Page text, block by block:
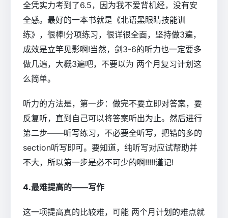
全凭实力考到了6.5，因为我不爱背机经，没有安
全感。最好的一本书就是《北语黑眼睛技能训
练》，很棒!分项练习，很详很全面，坚持做3遍，
成效是立竿见影啊!当然，剑3-6的听力也一定要多
做几遍，大概3遍吧，不要以为 两个月复习计划这
么简单。
听力的方法是，第一步：做完不要立即对答案，要
反复听，直到自己可以将答案听出为止。然后进行
第二步――听写练习，不必要全听写，把错的多的
section听写即可。要知道，纯听写对应试帮助并
不大，所以第一步是必不可少的啊!!!!!谨记!
4.最难提高的――写作
这一项提高真的比较难，可能 两个月计划的难点就